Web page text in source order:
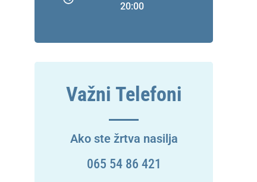
20:00
Važni Telefoni
Ako ste žrtva nasilja
065 54 86 421